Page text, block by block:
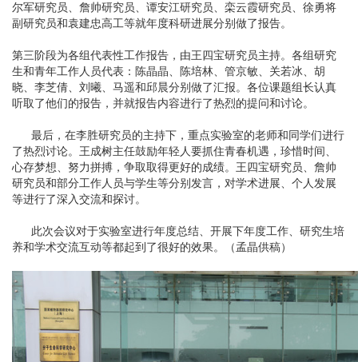
尔军研究员、詹帅研究员、谭安江研究员、栾云霞研究员、徐勇将
副研究员和袁建忠高工等就年度科研进展分别做了报告。
第三阶段为各组代表性工作报告，由王四宝研究员主持。各组研究
生和青年工作人员代表：陈晶晶、陈培林、管京敏、关若冰、胡
晓、李芝倩、刘曦、马遥和邱晨分别做了汇报。各位课题组长认真
听取了他们的报告，并就报告内容进行了热烈的提问和讨论。
最后，在李胜研究员的主持下，重点实验室的老师和同学们进行
了热烈讨论。王成树主任鼓励年轻人要抓住青春机遇，珍惜时间、
心存梦想、努力拼搏，争取取得更好的成绩。王四宝研究员、詹帅
研究员和部分工作人员与学生等分别发言，对学术进展、个人发展
等进行了深入交流和探讨。
此次会议对于实验室进行年度总结、开展下年度工作、研究生培
养和学术交流互动等都起到了很好的效果。（孟晶供稿）